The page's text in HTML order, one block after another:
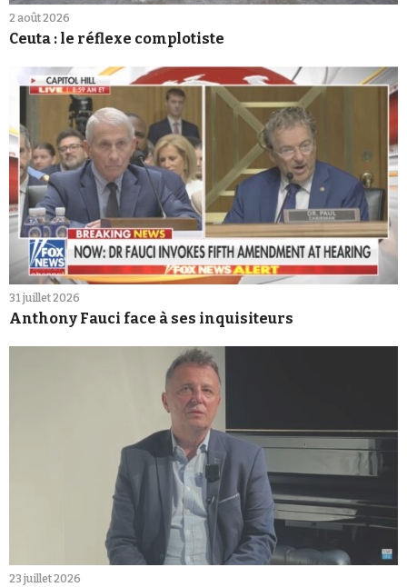
2 août 2026
Ceuta : le réflexe complotiste
31 juillet 2026
Anthony Fauci face à ses inquisiteurs
23 juillet 2026